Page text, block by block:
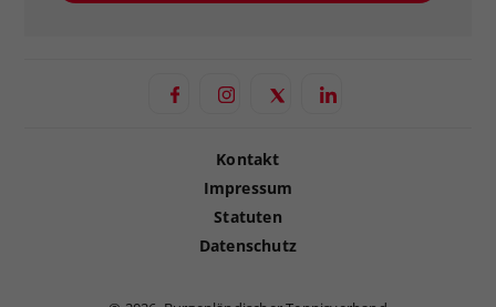
Kontakt
Impressum
Statuten
Datenschutz